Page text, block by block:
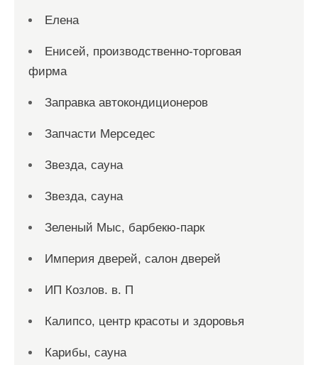
Елена
Енисей, производственно-торговая
фирма
Заправка автокондиционеров
Запчасти Мерседес
Звезда, сауна
Звезда, сауна
Зеленый Мыс, барбекю-парк
Империя дверей, салон дверей
ИП Козлов. в. П
Калипсо, центр красоты и здоровья
Карибы, сауна